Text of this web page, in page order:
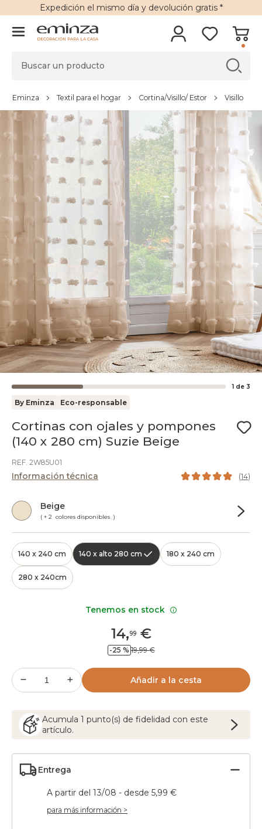
Expedición el mismo día y devolución gratis*
DECORACIÓN PARA LA CASA
Eminza Textil para el hogar Cortina/Visillo/ Estor Visillo
1 de 3
By Eminza Eco-responsable
Cortinas con ojales y pompones
(140 x 280 cm) Suzie Beige
REF. 2W85U01
Información técnica (14)
Beige
( + 2 colores disponibles )
140 x 240 cm 140 x alto 280 cm 180 x 240 cm
280 x 240cm
14,99€
-25 % 19,99 €
Añadir a la cesta
Acumula 1 punto(s) de fidelidad con este
artículo.
Entrega
A partir del 13/08 - desde 5,99 €
para más información >